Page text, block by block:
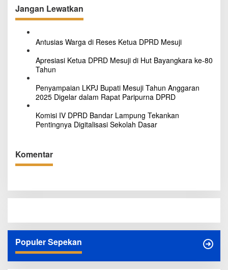
Jangan Lewatkan
Antusias Warga di Reses Ketua DPRD Mesuji
Apresiasi Ketua DPRD Mesuji di Hut Bayangkara ke-80
Tahun
Penyampaian LKPJ Bupati Mesuji Tahun Anggaran
2025 Digelar dalam Rapat Paripurna DPRD
Komisi IV DPRD Bandar Lampung Tekankan
Pentingnya Digitalisasi Sekolah Dasar
Komentar
Populer Sepekan